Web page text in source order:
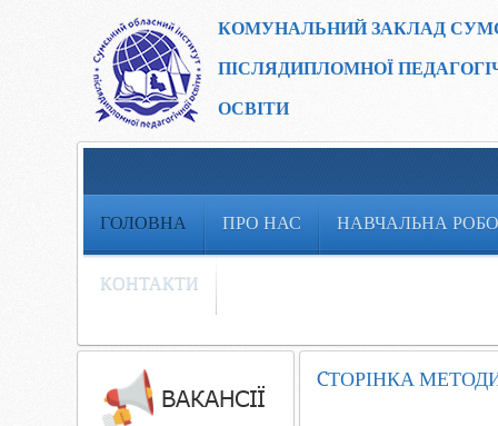
КОМУНАЛЬНИЙ ЗАКЛАД
ПІСЛЯДИПЛОМНОЇ
ОСВІТИ
ГОЛОВНА ПРО НАС НАВЧАЛЬНА
КОНТАКТИ
CТОРІНКА